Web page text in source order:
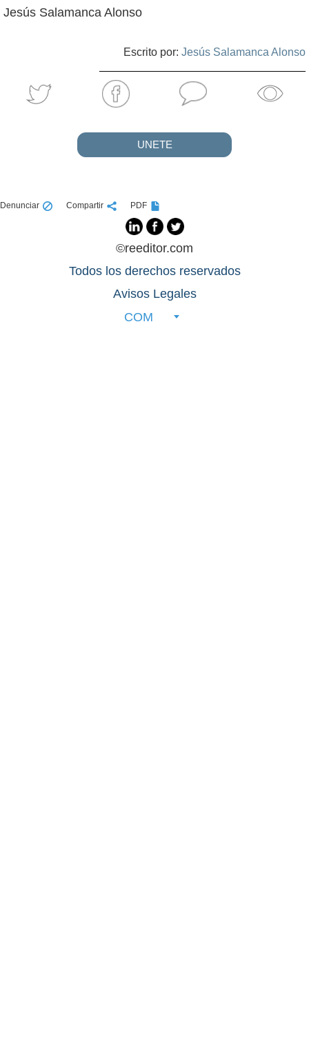
Jesús Salamanca Alonso
Escrito por: Jesús Salamanca Alonso
UNETE
Denunciar Compartir PDF
©reeditor.com
Todos los derechos reservados
Avisos Legales